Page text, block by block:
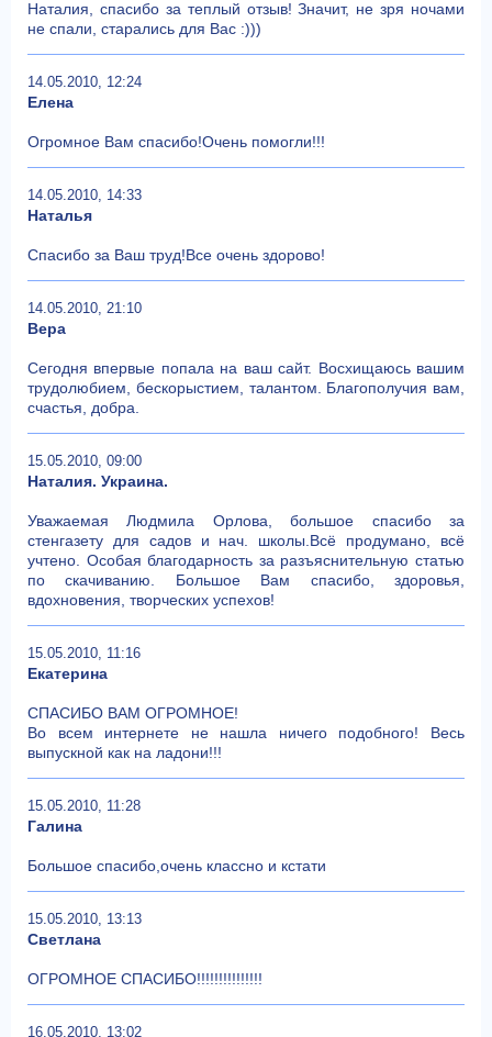
Наталия, спасибо за теплый отзыв! Значит, не зря ночами
не спали, старались для Вас :)))
14.05.2010, 12:24
Елена
Огромное Вам спасибо!Очень помогли!!!
14.05.2010, 14:33
Наталья
Спасибо за Ваш труд!Все очень здорово!
14.05.2010, 21:10
Вера
Сегодня впервые попала на ваш сайт. Восхищаюсь вашим
трудолюбием, бескорыстием, талантом. Благополучия вам,
счастья, добра.
15.05.2010, 09:00
Наталия. Украина.
Уважаемая Людмила Орлова, большое спасибо за
стенгазету для садов и нач. школы.Всё продумано, всё
учтено. Особая благодарность за разъяснительную статью
по скачиванию. Большое Вам спасибо, здоровья,
вдохновения, творческих успехов!
15.05.2010, 11:16
Екатерина
СПАСИБО ВАМ ОГРОМНОЕ!
Во всем интернете не нашла ничего подобного! Весь
выпускной как на ладони!!!
15.05.2010, 11:28
Галина
Большое спасибо,очень классно и кстати
15.05.2010, 13:13
Светлана
ОГРОМНОЕ СПАСИБО!!!!!!!!!!!!!!!
16.05.2010, 13:02